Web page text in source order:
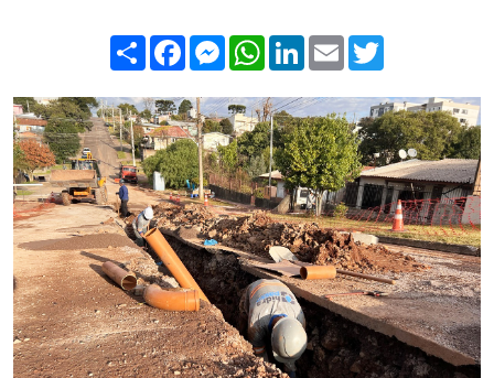
Compartilhar
FacebookMessenger
WhatsApp
LinkedIn
Email